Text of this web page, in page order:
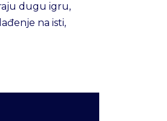
dugu igru,
na isti,